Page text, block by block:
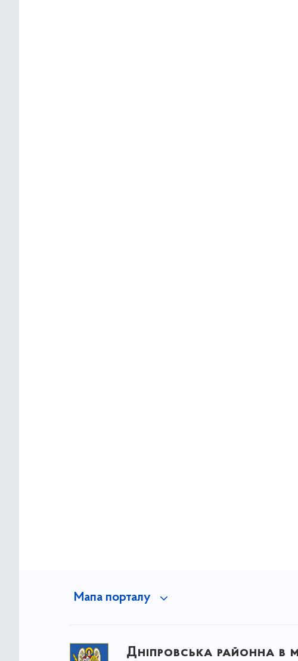
Мапа порталу
Дніпровська районна в